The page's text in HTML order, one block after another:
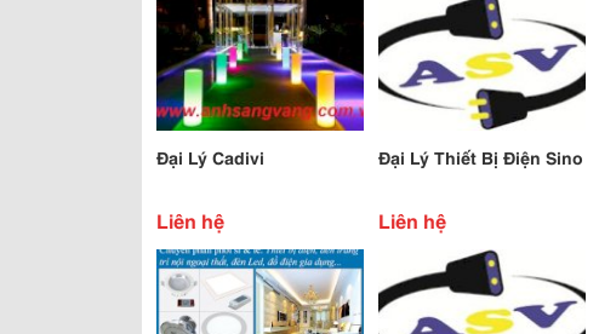
Đại Lý Cadivi
Liên hệ
Đại Lý Thiết Bị Điện Sino
Liên hệ